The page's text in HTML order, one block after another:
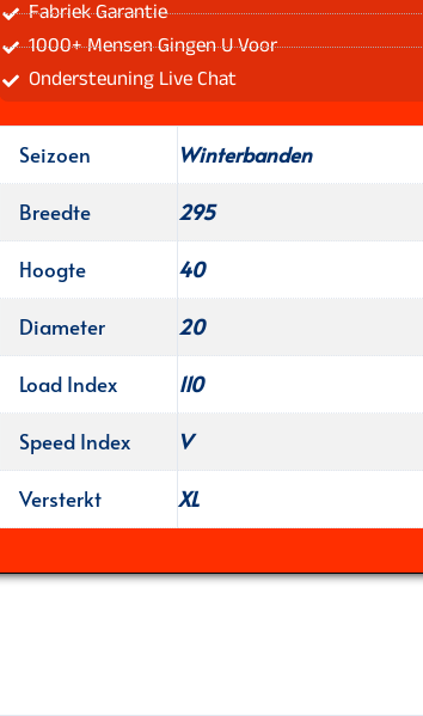
Fabriek Garantie
1000+ Mensen Gingen U Voor
Ondersteuning Live Chat
Seizoen
Winterbanden
Breedte
295
Hoogte
40
Diameter
20
Load Index
110
Speed Index
V
Versterkt
XL